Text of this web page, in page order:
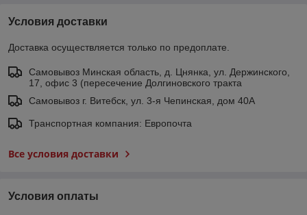
Условия доставки
Доставка осуществляется только по предоплате.
Самовывоз Минская область, д. Цнянка, ул. Держинского,
17, офис 3 (пересечение Долгиновского тракта
Самовывоз г. Витебск, ул. 3-я Чепинская, дом 40А
Транспортная компания: Европочта
Все условия доставки
Условия оплаты